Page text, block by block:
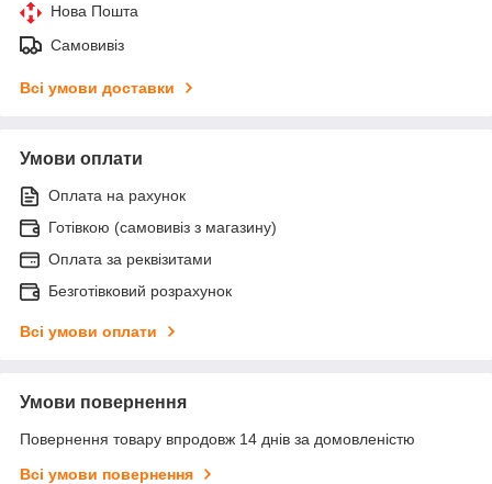
Нова Пошта
Самовивіз
Всі умови доставки
Умови оплати
Оплата на рахунок
Готівкою (самовивіз з магазину)
Оплата за реквізитами
Безготівковий розрахунок
Всі умови оплати
Умови повернення
Повернення товару впродовж 14 днів за домовленістю
Всі умови повернення